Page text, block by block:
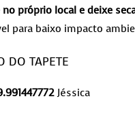
próprio local e deixe
para baixo impacto
DO TAPETE
Jéssica